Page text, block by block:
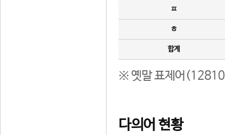
ㅍ
ㅎ
합계
※ 옛말 표제어(12810
다의어 현황